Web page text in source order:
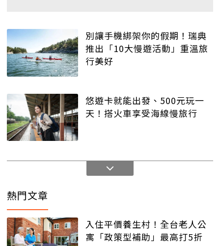
別讓手機綁架你的假期！瑞典
推出「10大慢遊活動」重溫旅
行美好
悠遊卡就能出發、500元玩一
天！搭火車享受海線慢旅行
熱門文章
入住平價養生村！全台老人公
寓「政策型補助」最高打5折